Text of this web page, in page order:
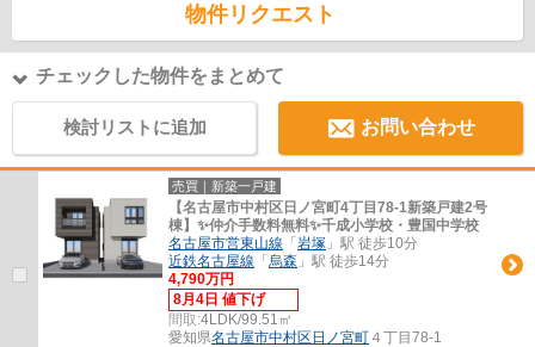
物件リクエスト
チェックした物件をまとめて
検討リストに追加 お問い合わせ
売買｜新築一戸建
【名古屋市中村区日ノ宮町4丁目78-1新築戸建2号
棟】✨️仲介手数料無料✨️千成小学校・豊国中学校
名古屋市営東山線 「 岩塚 」駅 徒歩10分
近鉄名古屋線 「 烏森 」駅 徒歩14分
4,790万円
8月4日 値下げ
間取:4LDK/99.51㎡
愛知県名古屋市中村区 日ノ宮町 ４丁目78-1